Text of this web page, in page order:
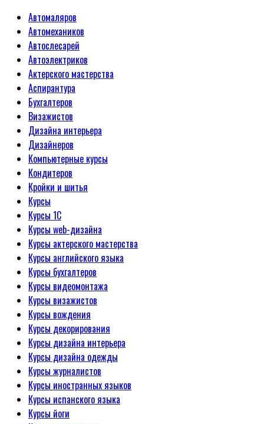
Автомаляров
Автомехаников
Автослесарей
Автоэлектриков
Актерского мастерства
Аспирантура
Бухгалтеров
Визажистов
Дизайна интерьера
Дизайнеров
Компьютерные курсы
Кондитеров
Кройки и шитья
Курсы
Курсы 1С
Курсы web-дизайна
Курсы актерского мастерства
Курсы английского языка
Курсы бухгалтеров
Курсы видеомонтажа
Курсы визажистов
Курсы вождения
Курсы декорирования
Курсы дизайна интерьера
Курсы дизайна одежды
Курсы журналистов
Курсы иностранных языков
Курсы испанского языка
Курсы йоги